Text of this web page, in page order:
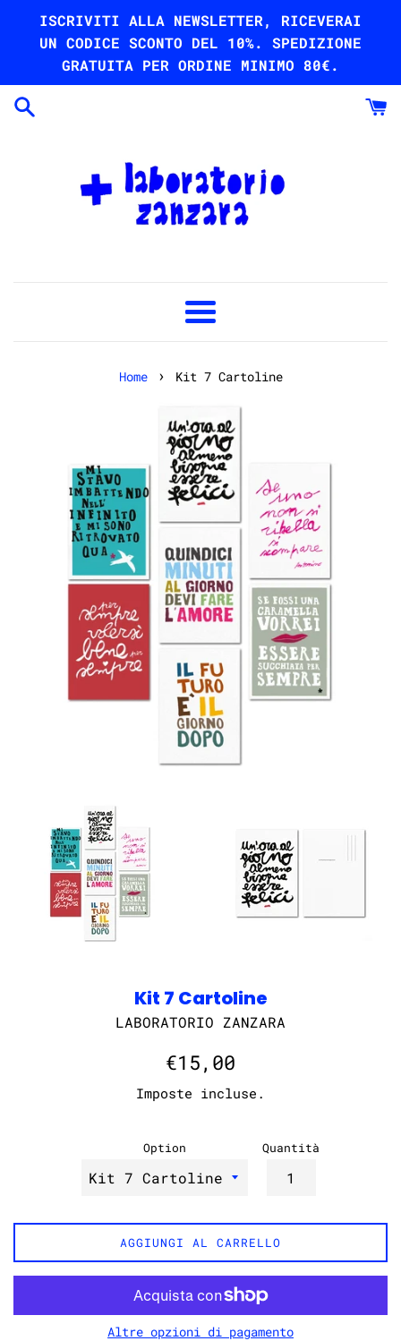
direttamente
contenuti
ISCRIVITI ALLA NEWSLETTER, RICEVERAI
UN CODICE SCONTO DEL 10%. SPEDIZIONE
GRATUITA PER ORDINE MINIMO 80€.
Menu
Home › Kit 7 Cartoline
Kit 7 Cartoline
LABORATORIO ZANZARA
Prezzo
listino
€15,00
Imposte incluse.
Option Quantità
AGGIUNGI AL CARRELLO
Altre opzioni di pagamento